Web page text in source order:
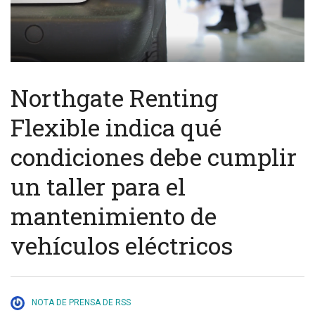
Northgate Renting
Flexible indica qué
condiciones debe cumplir
un taller para el
mantenimiento de
vehículos eléctricos
NOTA DE PRENSA DE RSS